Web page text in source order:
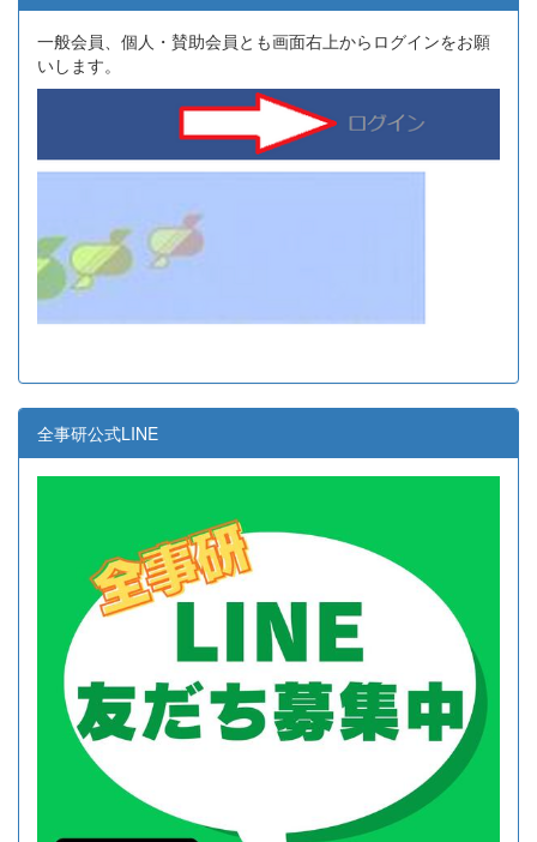
一般会員、個人・賛助会員とも画面右上からログインをお願
いします。
全事研公式LINE